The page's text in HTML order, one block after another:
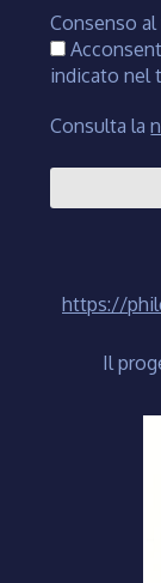
Consenso
indicato nel
Consulta la
https://
Il